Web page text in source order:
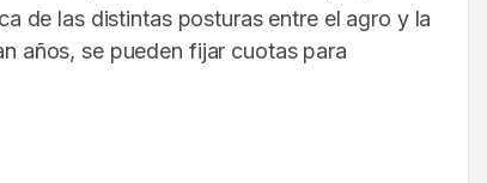
de las distintas posturas entre el agro y la
años, se pueden fijar cuotas para